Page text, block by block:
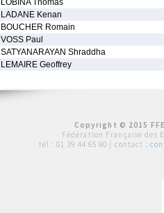
LOBINA Thomas
LADANE Kenan
BOUCHER Romain
VOSS Paul
SATYANARAYAN Shraddha
LEMAIRE Geoffrey
Copyright © 2015
Fédération Française des
tél : 01 39 44 65 80 | contact :